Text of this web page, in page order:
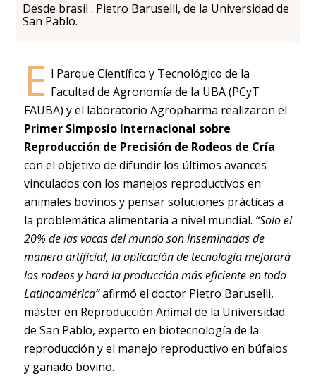
Desde brasil . Pietro Baruselli, de la Universidad de
San Pablo.
E l Parque Científico y Tecnológico de la
Facultad de Agronomía de la UBA (PCyT
FAUBA) y el laboratorio Agropharma realizaron el
Primer Simposio Internacional sobre
Reproducción de Precisión de Rodeos de Cría
con el objetivo de difundir los últimos avances
vinculados con los manejos reproductivos en
animales bovinos y pensar soluciones prácticas a
la problemática alimentaria a nivel mundial. “Solo el
20% de las vacas del mundo son inseminadas de
manera artificial, la aplicación de tecnología mejorará
los rodeos y hará la producción más eficiente en todo
Latinoamérica”afirmó el doctor Pietro Baruselli,
máster en Reproducción Animal de la Universidad
de San Pablo, experto en biotecnología de la
reproducción y el manejo reproductivo en búfalos
y ganado bovino.